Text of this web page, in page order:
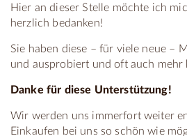
Hier an dieser Stelle möchte ich
herzlich bedanken!
Sie haben diese – für viele neue –
und ausprobiert und oft auch mehr
Danke für diese Unterstützung!
Wir werden uns immerfort weiter
Einkaufen bei uns so schön wie